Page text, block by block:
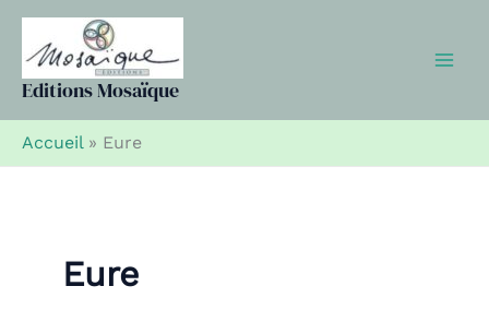
Aller
contenu
Editions Mosaïque
Accueil» Eure
Eure